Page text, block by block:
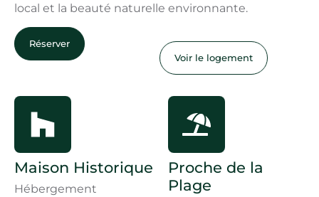
local et la beauté naturelle environnante.
Réserver
Voir le logement
Maison Historique
Hébergement
Proche de la
Plage